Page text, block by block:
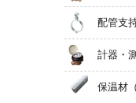
配管支
計器・
保温材